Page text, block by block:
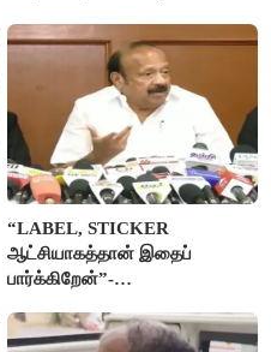
“LABEL, STICKER
ஆட்சியாகத்தான் இதைப்
பார்க்கிறேன்”-